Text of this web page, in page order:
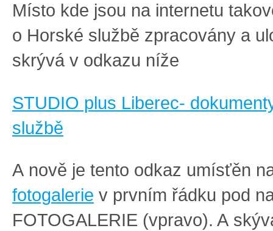
Místo kde jsou na internetu
o Horské službě zpracovány a
skrývá v odkazu níže
STUDIO plus Liberec-
službě
A nově je tento odkaz umísťěn
fotogalerie v prvním řádku pod
FOTOGALERIE (vpravo). A